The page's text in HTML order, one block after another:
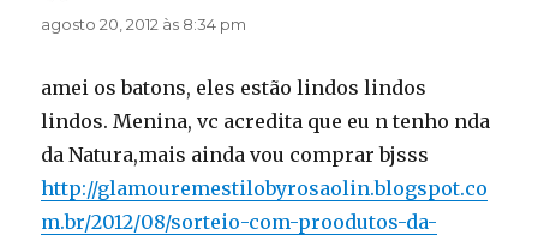
agosto 20, 2012 às 8:34 pm
amei os batons, eles estão lindos lindos
lindos. Menina, vc acredita que eu n tenho nda
da Natura,mais ainda vou comprar bjsss
http://glamouremestilobyrosaolin.blogspot.co
m.br/2012/08/sorteio-com-proodutos-da-